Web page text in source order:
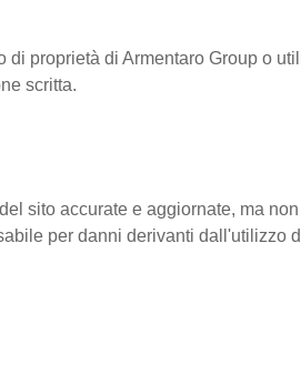
proprietà di Armentaro Group o
scritta.
sito accurate e aggiornate, ma
per danni derivanti dall'utilizzo